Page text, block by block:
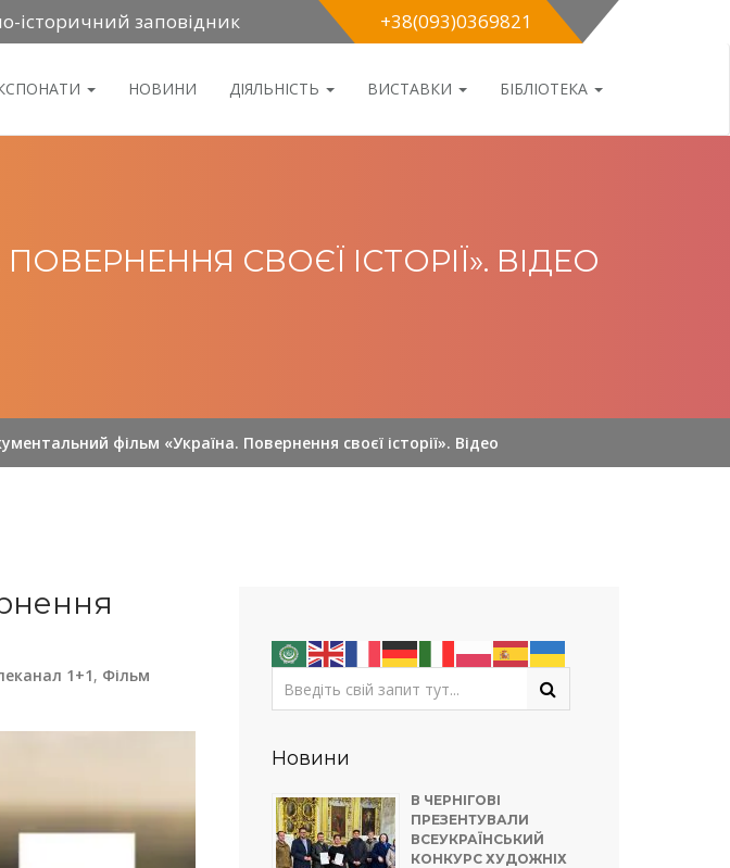
історичний заповідник +38(093)0369821
НОВИНИ ДІЯЛЬНІСТЬ ВИСТАВКИ БІБЛІОТЕКА
СВОЄЇ ІСТОРІЇ». ВІДЕО
фільм «Україна. Повернення своєї історії». Відео
1+1, Фільм
Новини
В ЧЕРНІГОВІ
ПРЕЗЕНТУВАЛИ
ВСЕУКРАЇНСЬКИЙ
КОНКУРС ХУДОЖНІХ